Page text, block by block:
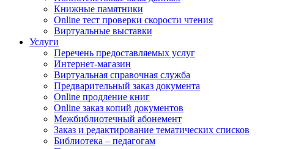
Книжные памятники
Online тест проверки скорости чтения
Виртуальные выставки
Услуги
Перечень предоставляемых услуг
Интернет-магазин
Виртуальная справочная служба
Предварительный заказ документа
Online продление книг
Online заказ копий документов
Межбиблиотечный абонемент
Заказ и редактирование тематических списков
Библиотека – педагогам